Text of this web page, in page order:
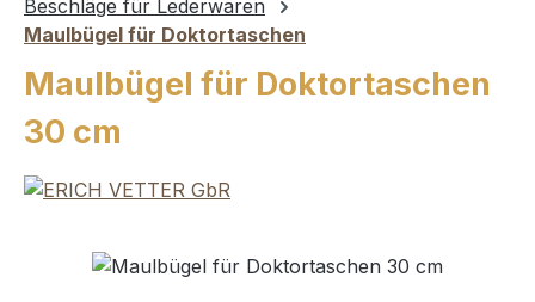
Beschläge für Lederwaren
Maulbügel für Doktortaschen
Maulbügel für Doktortaschen
30 cm
Bildergalerie überspringen